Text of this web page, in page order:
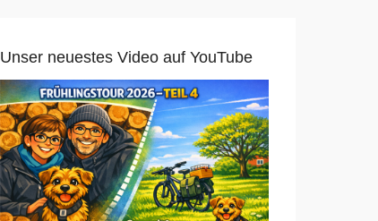
Unser neuestes Video auf YouTube